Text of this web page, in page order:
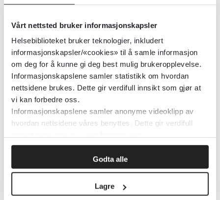
Vårt nettsted bruker informasjonskapsler
Helsebiblioteket bruker teknologier, inkludert
informasjonskapsler/«cookies» til å samle informasjon
om deg for å kunne gi deg best mulig brukeropplevelse.
Informasjonskapslene samler statistikk om hvordan
nettsidene brukes. Dette gir verdifull innsikt som gjør at
vi kan forbedre oss.
Informasjonskapslene samler anonyme videoklipp av
hvordan nettsidene våres benyttes. Dette gir verdifull
Godta alle
Lagre
Helsebiblioteket
Detaljer
CBRNE-hendelser med
personskade - Nasjonal faglig
Oslo Universitetssykehus